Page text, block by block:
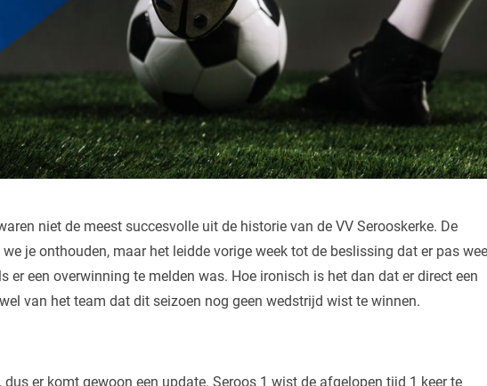
niet de meest succesvolle uit de historie van de VV Serooskerke. De
je onthouden, maar het leidde vorige week tot de beslissing dat er pas
er een overwinning te melden was. Hoe ironisch is het dan dat er direct een
van het team dat dit seizoen nog geen wedstrijd wist te winnen.
er komt gewoon een update. Seroos 1 wist de afgelopen tijd 1 keer te